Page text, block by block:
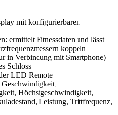
mit konfigurierbaren
ermittelt Fitnessdaten und lässt
koppeln
in Verbindung mit Smartphone)
Schloss
LED Remote
Höchstgeschwindigkeit,
Leistung, Trittfrequenz,